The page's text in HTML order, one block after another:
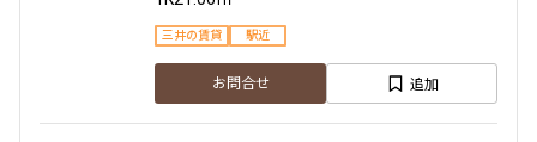
三井の賃貸 駅近
お問合せ 追加